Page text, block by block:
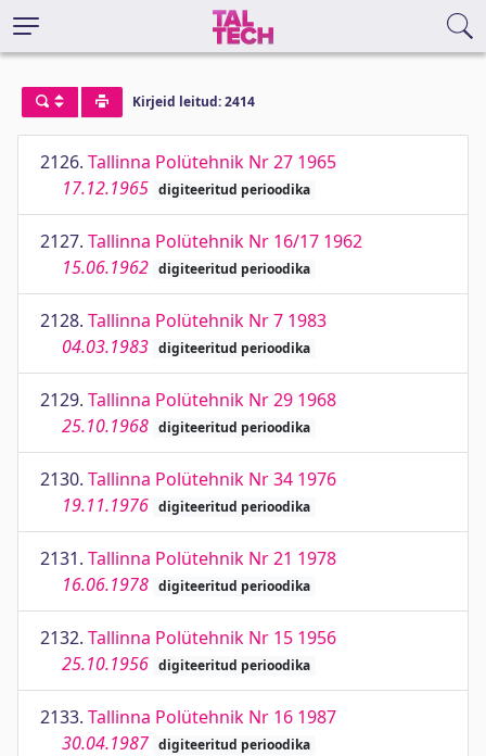
Kirjeid leitud: 2414
2126. Tallinna Polütehnik Nr 27 1965
17.12.1965 digiteeritud perioodika
2127. Tallinna Polütehnik Nr 16/17 1962
15.06.1962 digiteeritud perioodika
2128. Tallinna Polütehnik Nr 7 1983
04.03.1983 digiteeritud perioodika
2129. Tallinna Polütehnik Nr 29 1968
25.10.1968 digiteeritud perioodika
2130. Tallinna Polütehnik Nr 34 1976
19.11.1976 digiteeritud perioodika
2131. Tallinna Polütehnik Nr 21 1978
16.06.1978 digiteeritud perioodika
2132. Tallinna Polütehnik Nr 15 1956
25.10.1956 digiteeritud perioodika
2133. Tallinna Polütehnik Nr 16 1987
30.04.1987 digiteeritud perioodika